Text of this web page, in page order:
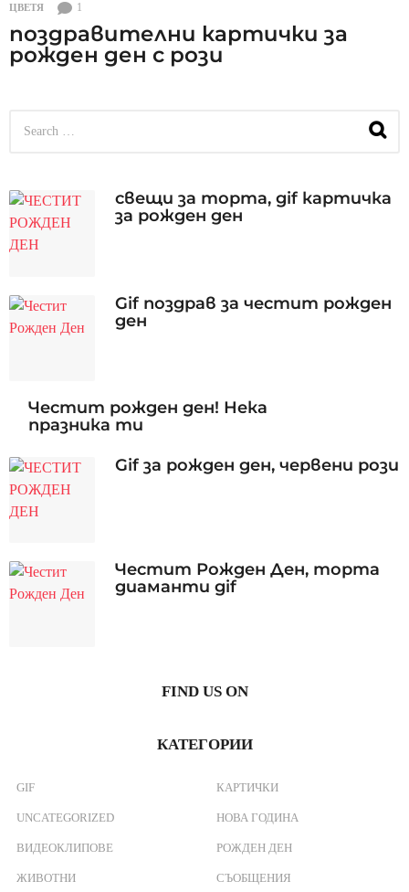
ЦВЕТЯ 1
поздравителни картички за
рожден ден с рози
c
h
f
o
r
свещи за торта, gif картичка
за рожден ден
Gif поздрав за честит рожден
ден
Честит рожден ден! Нека
празника ти
Gif за рожден ден, червени рози
Честит Рожден Ден, торта
диаманти gif
FIND US ON
КАТЕГОРИИ
GIF
UNCATEGORIZED
ВИДЕОКЛИПОВЕ
ЖИВОТНИ
КАРТИЧКИ
НОВА ГОДИНА
РОЖДЕН ДЕН
СЪОБЩЕНИЯ